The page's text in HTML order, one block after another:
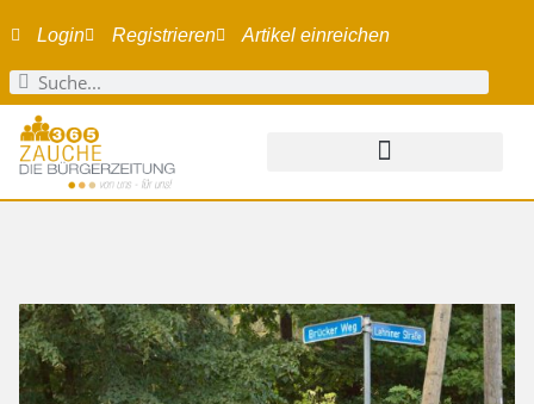
Login Registrieren Artikel einreichen